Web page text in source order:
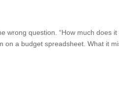
wrong question. “How much does
on a budget spreadsheet. What it